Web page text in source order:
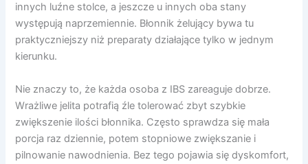
innych luźne stolce, a jeszcze u innych oba stany
występują naprzemiennie. Błonnik żelujący bywa tu
praktyczniejszy niż preparaty działające tylko w jednym
kierunku.
Nie znaczy to, że każda osoba z IBS zareaguje dobrze.
Wrażliwe jelita potrafią źle tolerować zbyt szybkie
zwiększenie ilości błonnika. Często sprawdza się mała
porcja raz dziennie, potem stopniowe zwiększanie i
pilnowanie nawodnienia. Bez tego pojawia się dyskomfort,